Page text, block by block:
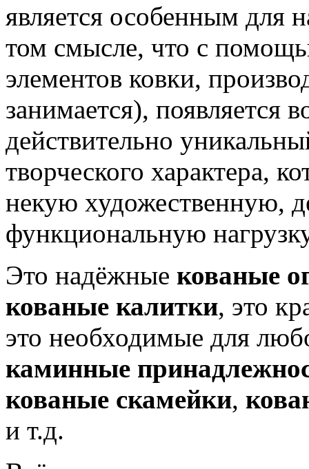
является особенным для
том смысле, что с
элементов ковки,
занимается), появляется
действительно
творческого характера,
некую художественную,
функциональную
Это надёжные кованые
кованые калитки, это
это необходимые для
каминные
кованые скамейки,
и т.д.